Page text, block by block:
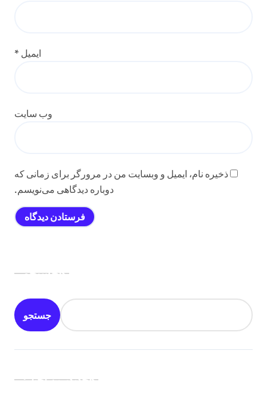
ایمیل *
وب‌ سایت
ذخیره نام، ایمیل و وبسایت من در مرورگر برای زمانی که
دوباره دیدگاهی می‌نویسم.
جستجو
جستجو
جدیدترین اخبار: